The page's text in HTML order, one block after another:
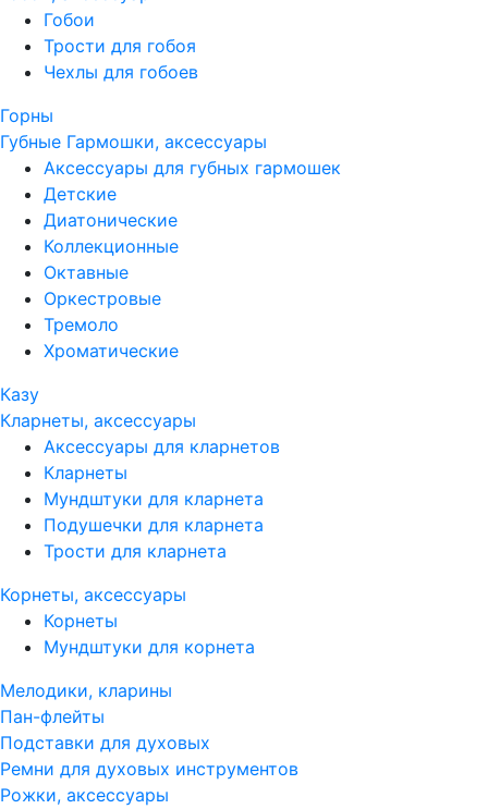
Гобои
Трости для гобоя
Чехлы для гобоев
Горны
Губные Гармошки, аксессуары
Аксессуары для губных гармошек
Детские
Диатонические
Коллекционные
Октавные
Оркестровые
Тремоло
Хроматические
Казу
Кларнеты, аксессуары
Аксессуары для кларнетов
Кларнеты
Мундштуки для кларнета
Подушечки для кларнета
Трости для кларнета
Корнеты, аксессуары
Корнеты
Мундштуки для корнета
Мелодики, кларины
Пан-флейты
Подставки для духовых
Ремни для духовых инструментов
Рожки, аксессуары